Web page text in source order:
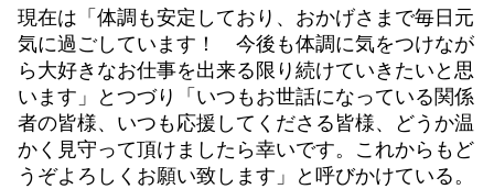
現在は「体調も安定しており、おかげさまで毎日元
気に過ごしています！ 今後も体調に気をつけなが
ら大好きなお仕事を出来る限り続けていきたいと思
います」とつづり「いつもお世話になっている関係
者の皆様、いつも応援してくださる皆様、どうか温
かく見守って頂けましたら幸いです。これからもど
うぞよろしくお願い致します」と呼びかけている。